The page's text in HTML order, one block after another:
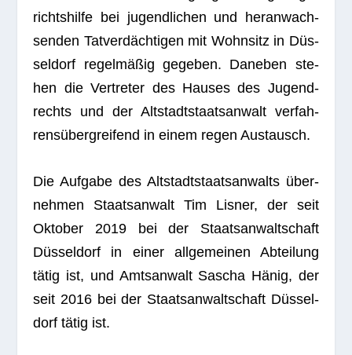
richts­hilfe bei jugend­li­chen und her­an­wach­
sen­den Tat­ver­däch­ti­gen mit Wohn­sitz in Düs­
sel­dorf regel­mä­ßig gege­ben. Dane­ben ste­
hen die Ver­tre­ter des Hau­ses des Jugend­
rechts und der Alt­stadt­staats­an­walt ver­fah­
rens­über­grei­fend in einem regen Austausch.
Die Auf­gabe des Alt­stadt­staats­an­walts über­
neh­men Staats­an­walt Tim Lis­ner, der seit
Okto­ber 2019 bei der Staats­an­walt­schaft
Düs­sel­dorf in einer all­ge­mei­nen Abtei­lung
tätig ist, und Amts­an­walt Sascha Hänig, der
seit 2016 bei der Staats­an­walt­schaft Düs­sel­
dorf tätig ist.